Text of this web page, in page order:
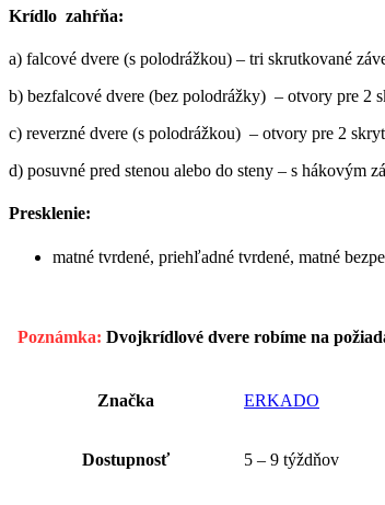
Krídlo zahŕňa:
a) falcové dvere (s polodrážkou) – tri skrutkované
b) bezfalcové dvere (bez polodrážky) – otvory pre 2
c) reverzné dvere (s polodrážkou) – otvory pre 2
d) posuvné pred stenou alebo do steny – s hákovým
Presklenie:
matné tvrdené, priehľadné tvrdené, matné
Poznámka: Dvojkrídlové dvere robíme na
Značka ERKADO
Dostupnosť 5 – 9 týždňov